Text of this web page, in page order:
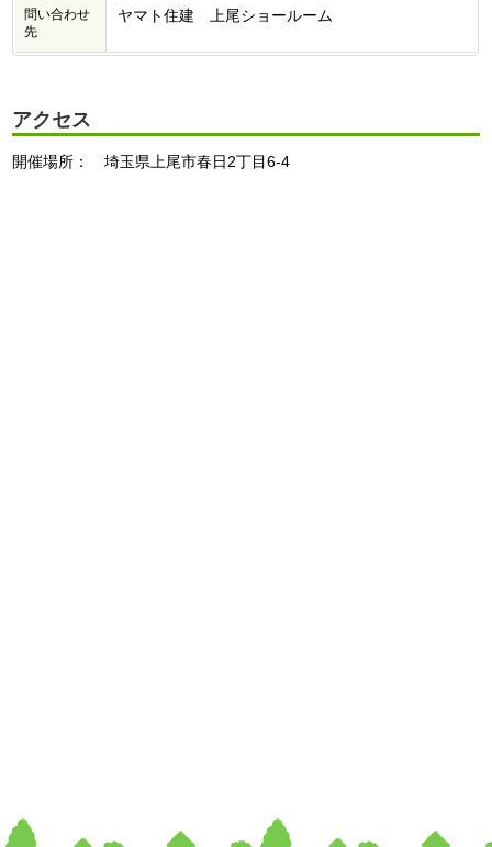
問い合わせ
先
ヤマト住建 上尾ショールーム
アクセス
開催場所： 埼玉県上尾市春日2丁目6-4